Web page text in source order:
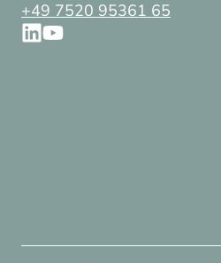
+49 7520 95361 65